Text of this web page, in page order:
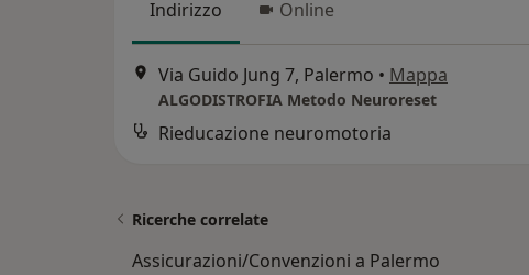
Indirizzo Online
Via Guido Jung 7, Palermo • Mappa
ALGODISTROFIA Metodo Neuroreset
Rieducazione neuromotoria
Ricerche correlate
Assicurazioni/Convenzioni a Palermo